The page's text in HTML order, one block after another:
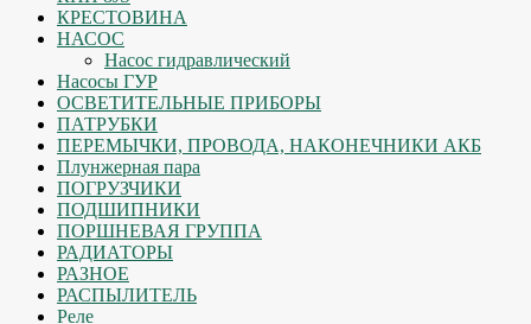
КРЕСТОВИНА
НАСОС
Насос гидравлический
Насосы ГУР
ОСВЕТИТЕЛЬНЫЕ ПРИБОРЫ
ПАТРУБКИ
ПЕРЕМЫЧКИ, ПРОВОДА, НАКОНЕЧНИКИ АКБ
Плунжерная пара
ПОГРУЗЧИКИ
ПОДШИПНИКИ
ПОРШНЕВАЯ ГРУППА
РАДИАТОРЫ
РАЗНОЕ
РАСПЫЛИТЕЛЬ
Реле